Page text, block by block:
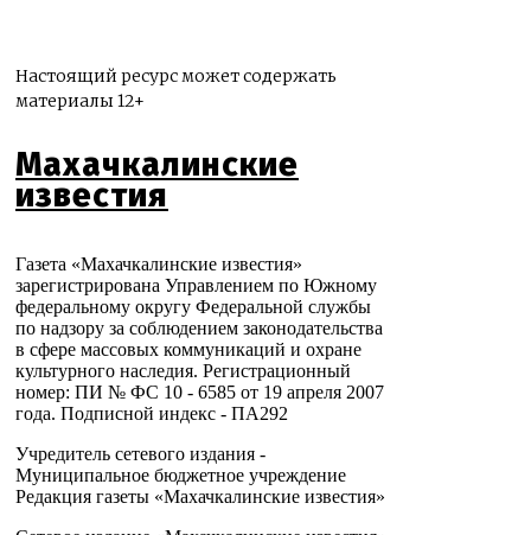
Настоящий ресурс может содержать
материалы 12+
Махачкалинские
известия
Газета «Махачкалинские известия»
зарегистрирована Управлением по Южному
федеральному округу Федеральной службы
по надзору за соблюдением законодательства
в сфере массовых коммуникаций и охране
культурного наследия. Регистрационный
номер: ПИ № ФС 10 - 6585 от 19 апреля 2007
года. Подписной индекс - ПА292
Учредитель сетевого издания -
Муниципальное бюджетное учреждение
Редакция газеты «Махачкалинские известия»